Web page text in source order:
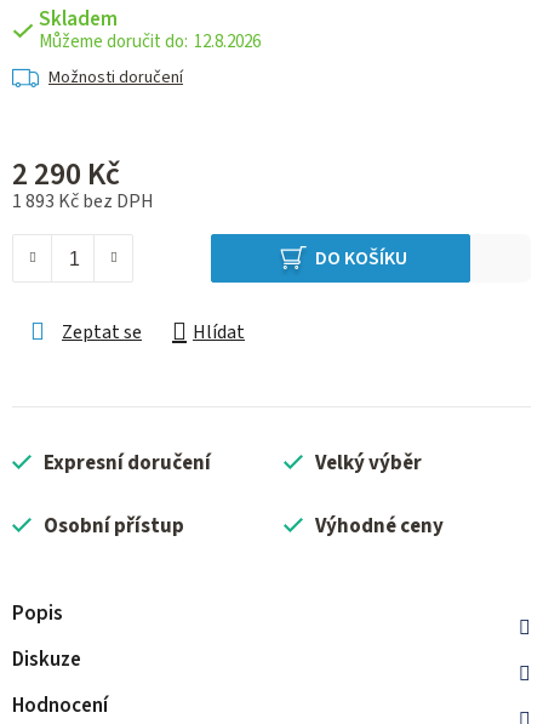
Skladem
12.8.2026
Možnosti doručení
2 290 Kč
1 893 Kč bez DPH
DO KOŠÍKU
Zeptat se Hlídat
Expresní doručení Velký výběr
Osobní přístup Výhodné ceny
Popis
Diskuze
Hodnocení